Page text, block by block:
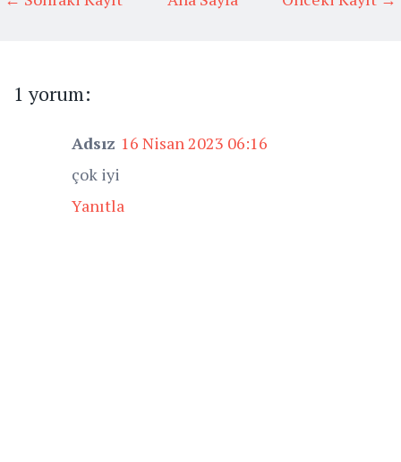
1 yorum:
Adsız 16 Nisan 2023 06:16
çok iyi
Yanıtla